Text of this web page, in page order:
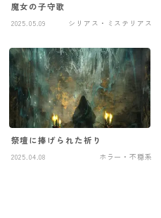
魔女の子守歌
2025.05.09 シリアス・ミステリアス
祭壇に捧げられた祈り
2025.04.08 ホラー・不穏系